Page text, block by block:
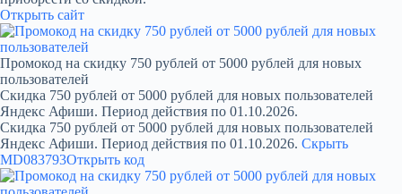
Открыть сайт
Промокод на скидку 750 рублей от 5000 рублей для новых
пользователей
Скидка 750 рублей от 5000 рублей для новых пользователей
Яндекс Афиши. Период действия по 01.10.2026.
Скидка 750 рублей от 5000 рублей для новых пользователей
Яндекс Афиши. Период действия по 01.10.2026. Скрыть
MD083793Открыть код